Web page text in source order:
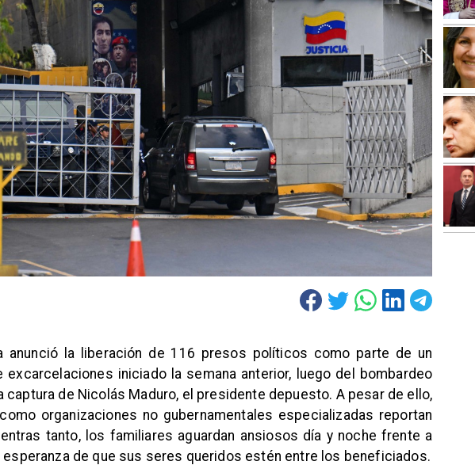
anunció la liberación de 116 presos políticos como parte de un
excarcelaciones iniciado la semana anterior, luego del bombardeo
captura de Nicolás Maduro, el presidente depuesto. A pesar de ello,
organizaciones no gubernamentales especializadas reportan
tanto, los familiares aguardan ansiosos día y noche frente a
esperanza de que sus seres queridos estén entre los beneficiados.